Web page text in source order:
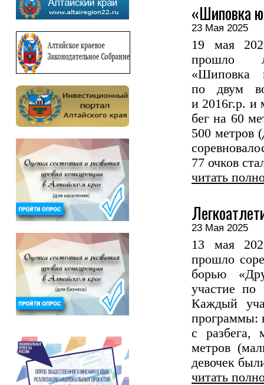
«Шиповка
23 Мая 2025
19 мая
прошло
«Шиповка
по двум
и 2016г.р. и
бег на 60
500 метров
77 очков
читать
23 Мая 2025
13 мая
прошло
борью
участие по
Каждый
программы:
с разбега,
метров
девочек
читать